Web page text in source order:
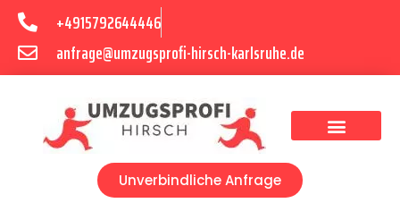
+4915792644446
anfrage@umzugsprofi-hirsch-karlsruhe.de
Unverbindliche Anfrage